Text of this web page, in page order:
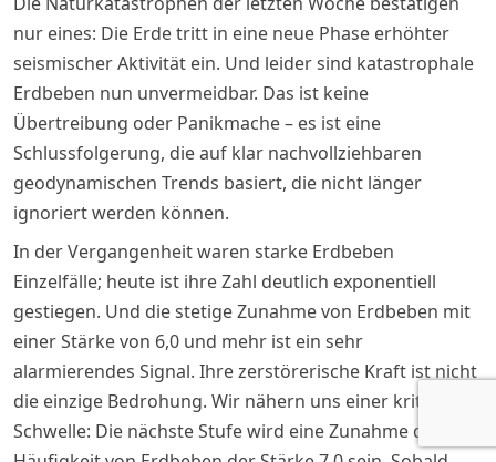
nur eines: Die Erde tritt in eine neue Phase erhöhter
seismischer Aktivität ein. Und leider sind katastrophale
Erdbeben nun unvermeidbar. Das ist keine
Übertreibung oder Panikmache – es ist eine
Schlussfolgerung, die auf klar nachvollziehbaren
geodynamischen Trends basiert, die nicht länger
ignoriert werden können.
In der Vergangenheit waren starke Erdbeben
Einzelfälle; heute ist ihre Zahl deutlich exponentiell
gestiegen. Und die stetige Zunahme von Erdbeben mit
einer Stärke von 6,0 und mehr ist ein sehr
alarmierendes Signal. Ihre zerstörerische Kraft ist nicht
die einzige Bedrohung. Wir nähern uns einer kritischen
Schwelle: Die nächste Stufe wird eine Zunahme der